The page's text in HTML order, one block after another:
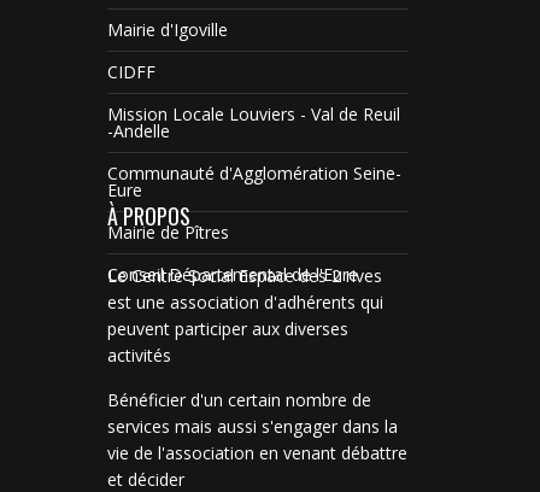
Mairie d'Igoville
CIDFF
Mission Locale Louviers - Val de Reuil
-Andelle
Communauté d'Agglomération Seine-
Eure
Mairie de Pîtres
Conseil Départemental de l'Eure
À PROPOS
Le Centre Social Espace des 2 rives
est une association d'adhérents qui
peuvent participer aux diverses
activités
Bénéficier d'un certain nombre de
services mais aussi s'engager dans la
vie de l'association en venant débattre
et décider